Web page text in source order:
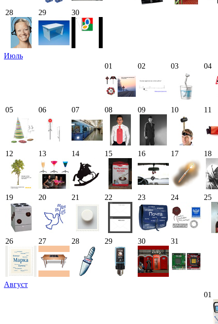
28 29 30
Июль
01
02 03 04
05 06 07 08 09 10 11
12 13 14 15 16 17 18
19 20 21 22 23 24 25
26 27 28 29 30 31
Август
01